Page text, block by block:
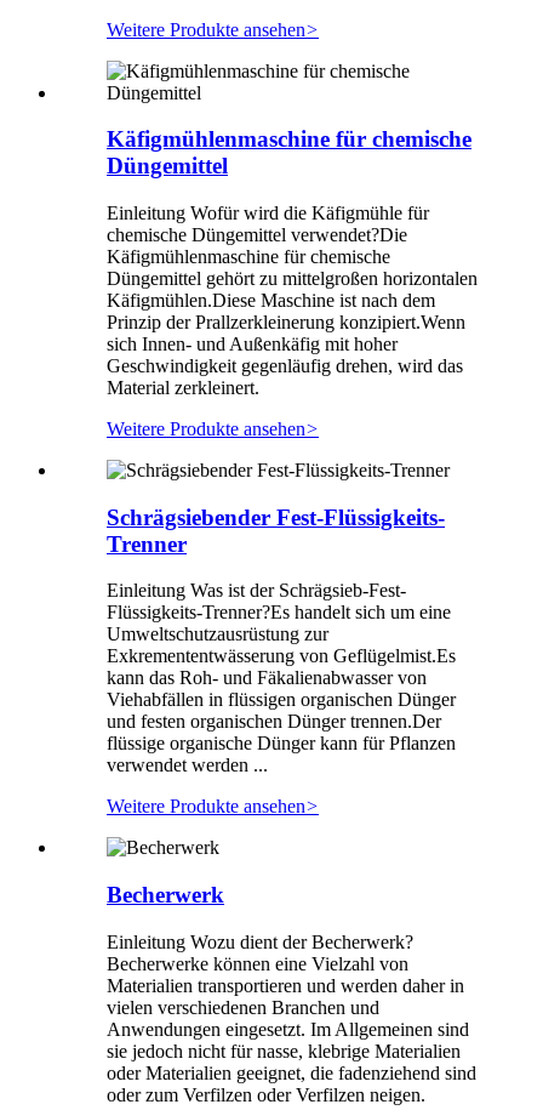
Weitere Produkte ansehen>
Käfigmühlenmaschine für chemische
Düngemittel
Einleitung Wofür wird die Käfigmühle für
chemische Düngemittel verwendet?Die
Käfigmühlenmaschine für chemische
Düngemittel gehört zu mittelgroßen horizontalen
Käfigmühlen.Diese Maschine ist nach dem
Prinzip der Prallzerkleinerung konzipiert.Wenn
sich Innen- und Außenkäfig mit hoher
Geschwindigkeit gegenläufig drehen, wird das
Material zerkleinert.
Weitere Produkte ansehen>
Schrägsiebender Fest-Flüssigkeits-
Trenner
Einleitung Was ist der Schrägsieb-Fest-
Flüssigkeits-Trenner?Es handelt sich um eine
Umweltschutzausrüstung zur
Exkremententwässerung von Geflügelmist.Es
kann das Roh- und Fäkalienabwasser von
Viehabfällen in flüssigen organischen Dünger
und festen organischen Dünger trennen.Der
flüssige organische Dünger kann für Pflanzen
verwendet werden ...
Weitere Produkte ansehen>
Becherwerk
Einleitung Wozu dient der Becherwerk?
Becherwerke können eine Vielzahl von
Materialien transportieren und werden daher in
vielen verschiedenen Branchen und
Anwendungen eingesetzt. Im Allgemeinen sind
sie jedoch nicht für nasse, klebrige Materialien
oder Materialien geeignet, die fadenziehend sind
oder zum Verfilzen oder Verfilzen neigen.